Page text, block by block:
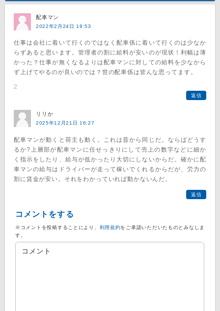
配車マン
2022年2月24日 18:53
仕事は会社に着いて行くのではなく配車係に着いて行くのは少なか
らずあると思います。管理者の割に給料が安いのが現状！利幅は薄
かった？仕事が無くなるよりは配車マンに対しての給料を少なから
ず上げてやるのが良いのでは？世の配車係は皆んな思ってます。
2
返信
リリか
2025年12月21日 16:27
配車マンが動くと荷主も動く。これは昔から同じだ。ならばどうす
るか?上層部が配車マンに任せっきりにして売上の数字などに細か
く指示をしたり、給与が低かったり大切にしないからだ。確かに配
車マンの給与はドライバーが走って稼いでくれるからだが、労力の
割に賃金が安い。それをわかっていれば動かないんだ。
返信
コメントをする
※コメントを投稿することにより、 利用規約をご承諾いただいたものとみなしま
す。